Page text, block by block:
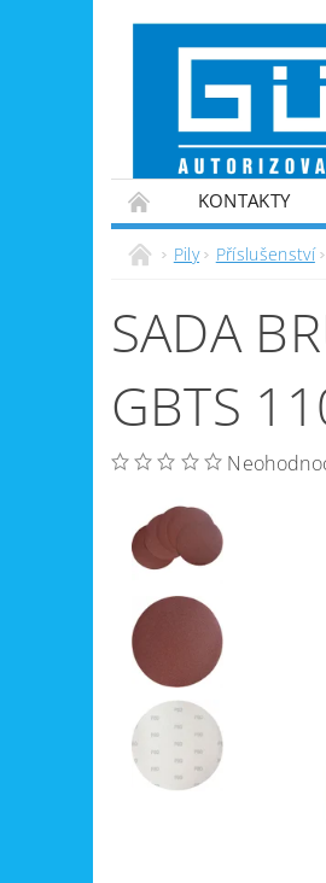
KONTAKTY
VINTEC
GENERÁTORY
Pily Příslušenství
SADA
GBTS